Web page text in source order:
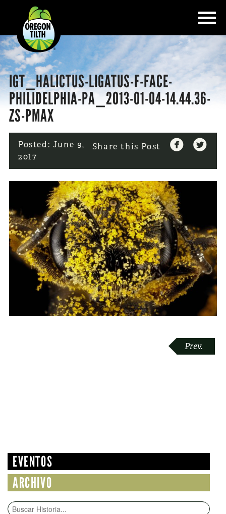
IGT_HALICTUS-LIGATUS-F-FACE-
PHILIDELPHIA-PA_2013-01-04-14.44.36-
ZS-PMAX
Share this Post  
Posted: June 9,
2017
Prev.
EVENTOS
ARCHIVO